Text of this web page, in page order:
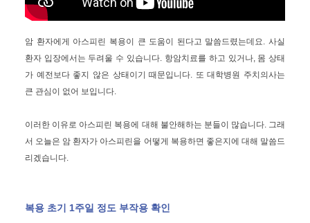
암 환자에게 아스피린 복용이 큰 도움이 된다고 말씀드렸는데요. 사실
환자 입장에서는 두려울 수 있습니다. 항암치료를 하고 있거나, 몸 상태
가 예전보다 좋지 않은 상태이기 때문입니다. 또 대학병원 주치의사는
큰 관심이 없어 보입니다.
이러한 이유로 아스피린 복용에 대해 불안해하는 분들이 많습니다. 그래
서 오늘은 암 환자가 아스피린을 어떻게 복용하면 좋은지에 대해 말씀드
리겠습니다.
복용 초기 1주일 정도 부작용 확인